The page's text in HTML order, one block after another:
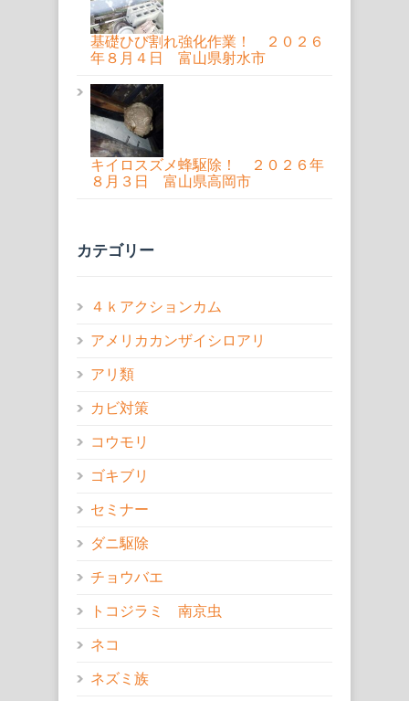
基礎ひび割れ強化作業！ ２０２６
年８月４日 富山県射水市
キイロスズメ蜂駆除！ ２０２６年
８月３日 富山県高岡市
カテゴリー
４ｋアクションカム
アメリカカンザイシロアリ
アリ類
カビ対策
コウモリ
ゴキブリ
セミナー
ダニ駆除
チョウバエ
トコジラミ 南京虫
ネコ
ネズミ族